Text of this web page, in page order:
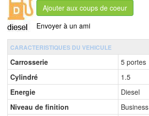
Ajouter aux coups de coeur
Envoyer à un ami
CARACTERISTIQUES DU VEHICULE
Carrosserie
5 portes
Cylindré
1.5
Energie
Diesel
Niveau de finition
Business